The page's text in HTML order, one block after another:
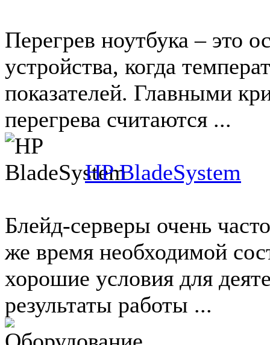
Перегрев ноутбука – это
устройства, когда
показателей. Главными
перегрева считаются ...
HP BladeSystem
Блейд-серверы очень
же время необходимой
хорошие условия для
результаты работы ...